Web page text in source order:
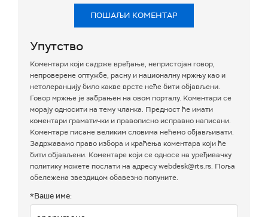
ПОШАЉИ КОМЕНТАР
Упутство
Коментари који садрже вређање, непристојан говор,
непроверене оптужбе, расну и националну мржњу као и
нетолеранцију било какве врсте неће бити објављени.
Говор мржње је забрањен на овом порталу. Коментари се
морају односити на тему чланка. Предност ће имати
коментари граматички и правописно исправно написани.
Коментаре писане великим словима нећемо објављивати.
Задржавамо право избора и краћења коментара који ће
бити објављени. Коментаре који се односе на уређивачку
политику можете послати на адресу webdesk@rts.rs. Поља
обележена звездицом обавезно попуните.
*Ваше име: